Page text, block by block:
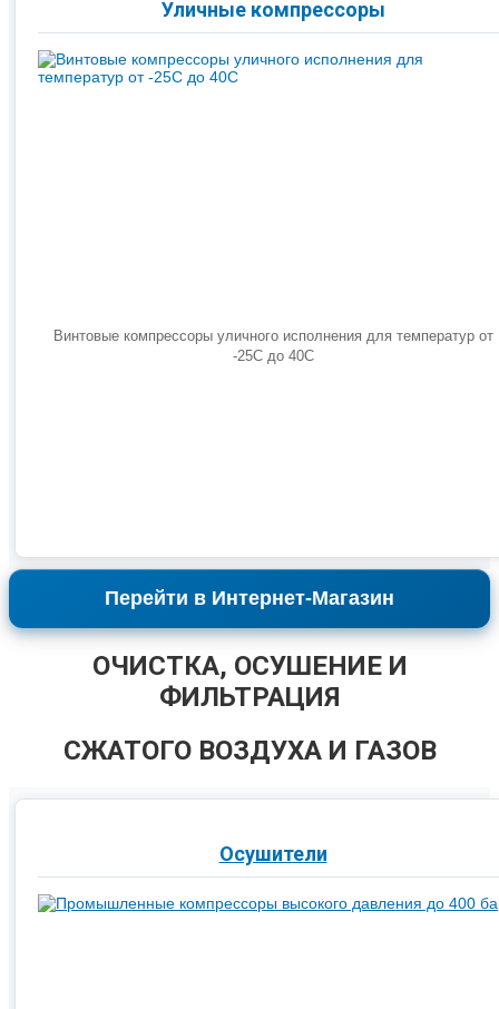
Уличные компрессоры
Винтовые компрессоры уличного исполнения для температур от
-25С до 40С
Перейти в Интернет-Магазин
ОЧИСТКА, ОСУШЕНИЕ И
ФИЛЬТРАЦИЯ
СЖАТОГО ВОЗДУХА И ГАЗОВ
Осушители